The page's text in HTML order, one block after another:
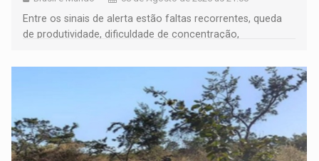
Entre os sinais de alerta estão faltas recorrentes, queda
de produtividade, dificuldade de concentração,